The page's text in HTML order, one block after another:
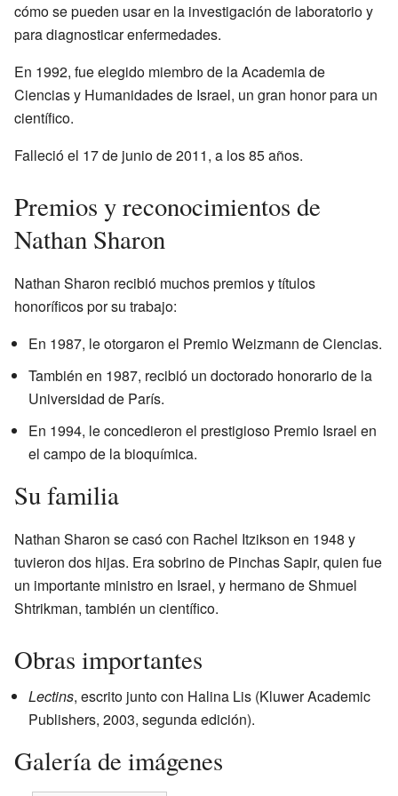
cómo se pueden usar en la investigación de laboratorio y
para diagnosticar enfermedades.
En 1992, fue elegido miembro de la Academia de
Ciencias y Humanidades de Israel, un gran honor para un
científico.
Falleció el 17 de junio de 2011, a los 85 años.
Premios y reconocimientos de
Nathan Sharon
Nathan Sharon recibió muchos premios y títulos
honoríficos por su trabajo:
En 1987, le otorgaron el Premio Weizmann de Ciencias.
También en 1987, recibió un doctorado honorario de la
Universidad de París.
En 1994, le concedieron el prestigioso Premio Israel en
el campo de la bioquímica.
Su familia
Nathan Sharon se casó con Rachel Itzikson en 1948 y
tuvieron dos hijas. Era sobrino de Pinchas Sapir, quien fue
un importante ministro en Israel, y hermano de Shmuel
Shtrikman, también un científico.
Obras importantes
Lectins, escrito junto con Halina Lis (Kluwer Academic
Publishers, 2003, segunda edición).
Galería de imágenes